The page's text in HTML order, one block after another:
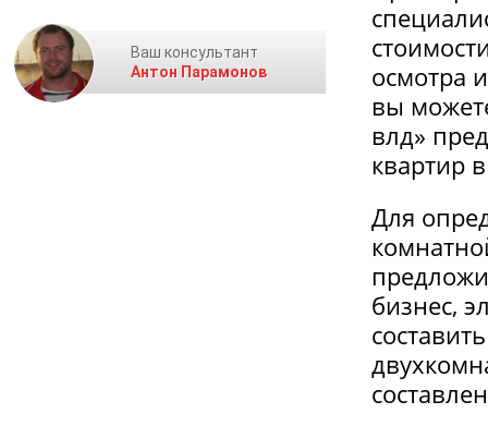
осмотра
вы
влд»
квартир
Для
бизнес,
Ваш консультант
Антон Парамонов